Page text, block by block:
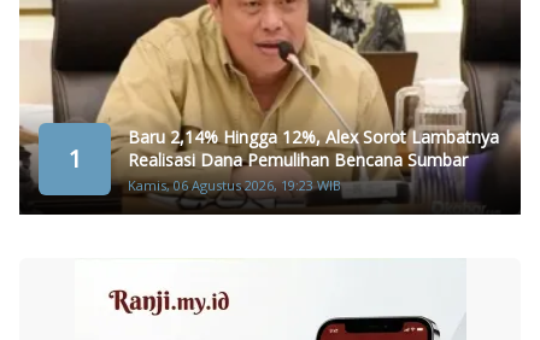
1
Baru 2,14% Hingga 12%, Alex Sorot Lambatnya
Realisasi Dana Pemulihan Bencana Sumbar
Kamis, 06 Agustus 2026, 19:23 WIB